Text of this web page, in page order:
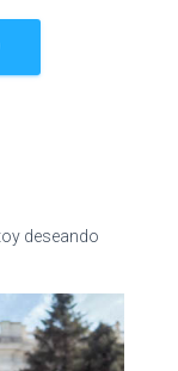
deseando